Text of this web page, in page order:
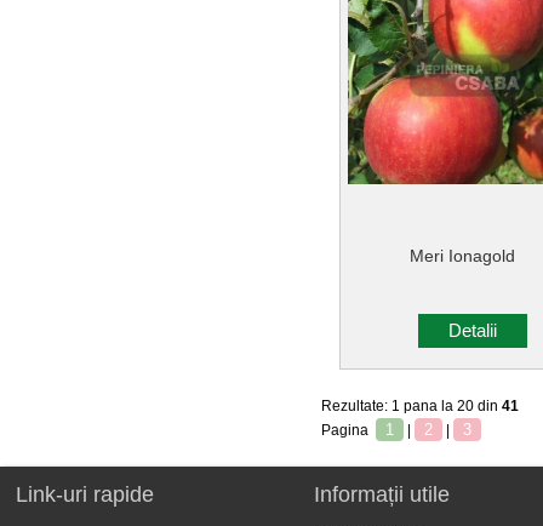
Meri Ionagold
Detalii
Rezultate: 1 pana la 20 din 41
Pagina
1 2 3
Link-uri rapide Informații utile